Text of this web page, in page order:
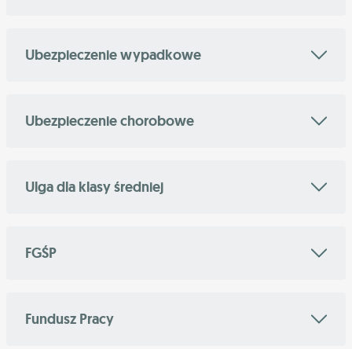
Ubezpieczenie wypadkowe
Ubezpieczenie chorobowe
Ulga dla klasy średniej
FGŚP
Fundusz Pracy